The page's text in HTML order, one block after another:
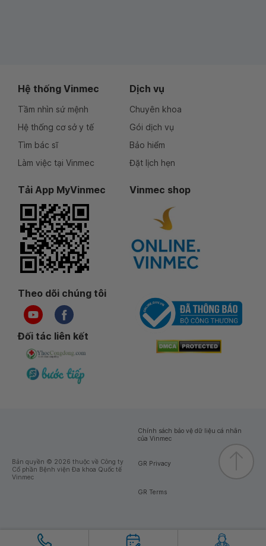
Hệ thống Vinmec
Tầm nhìn sứ mệnh
Hệ thống cơ sở y tế
Tìm bác sĩ
Làm việc tại Vinmec
Dịch vụ
Chuyên khoa
Gói dịch vụ
Bảo hiểm
Đặt lịch hẹn
Tải App MyVinmec Vinmec shop
Theo dõi chúng tôi
Đối tác liên kết
Bản quyền © 2026 thuộc về Công ty
Cổ phần Bệnh viện Đa khoa Quốc tế
Vinmec
Chính sách bảo vệ dữ liệu cá nhân
của Vinmec
GR Privacy
GR Terms